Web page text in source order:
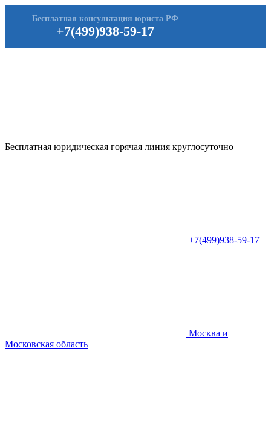
+7(499)938-59-17
Бесплатная консультация юриста РФ
Бесплатная юридическая горячая линия круглосуточно
+7(499)938-59-17
Москва и
Московская область